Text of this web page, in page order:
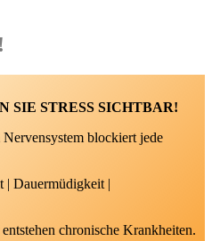
SIE STRESS SICHTBAR!
blockiert jede
| Dauermüdigkeit |
chronische Krankheiten.